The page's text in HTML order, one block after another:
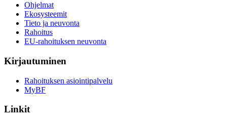
Ohjelmat
Ekosysteemit
Tieto ja neuvonta
Rahoitus
EU-rahoituksen neuvonta
Kirjautuminen
Rahoituksen asiointipalvelu
MyBF
Linkit